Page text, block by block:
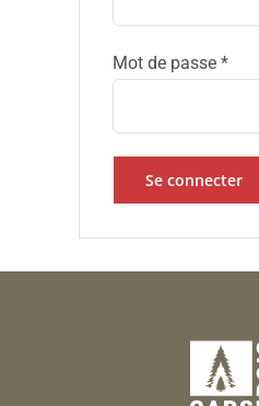
Mot de passe *
Se connecter